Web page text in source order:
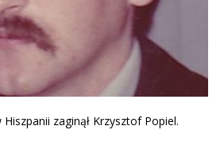
zaginął Krzysztof Popiel.